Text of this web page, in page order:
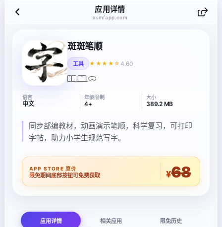
应用详情
xsmfapp.com
斑斑笔顺
工具 ★★★★☆ 4.60
语言
中文
年龄限制
4+
大小
389.2 MB
同步部编教材，动画演示笔顺，科学复习，可打印
字帖，助力小学生规范写字。
APP STORE 原价
限免期间底部按钮可免费获取 ¥68
应用详情 相关应用 限免历史